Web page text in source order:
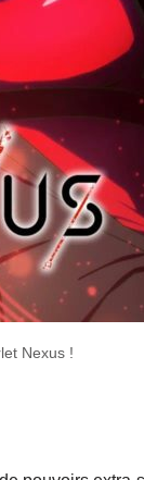
Nexus !